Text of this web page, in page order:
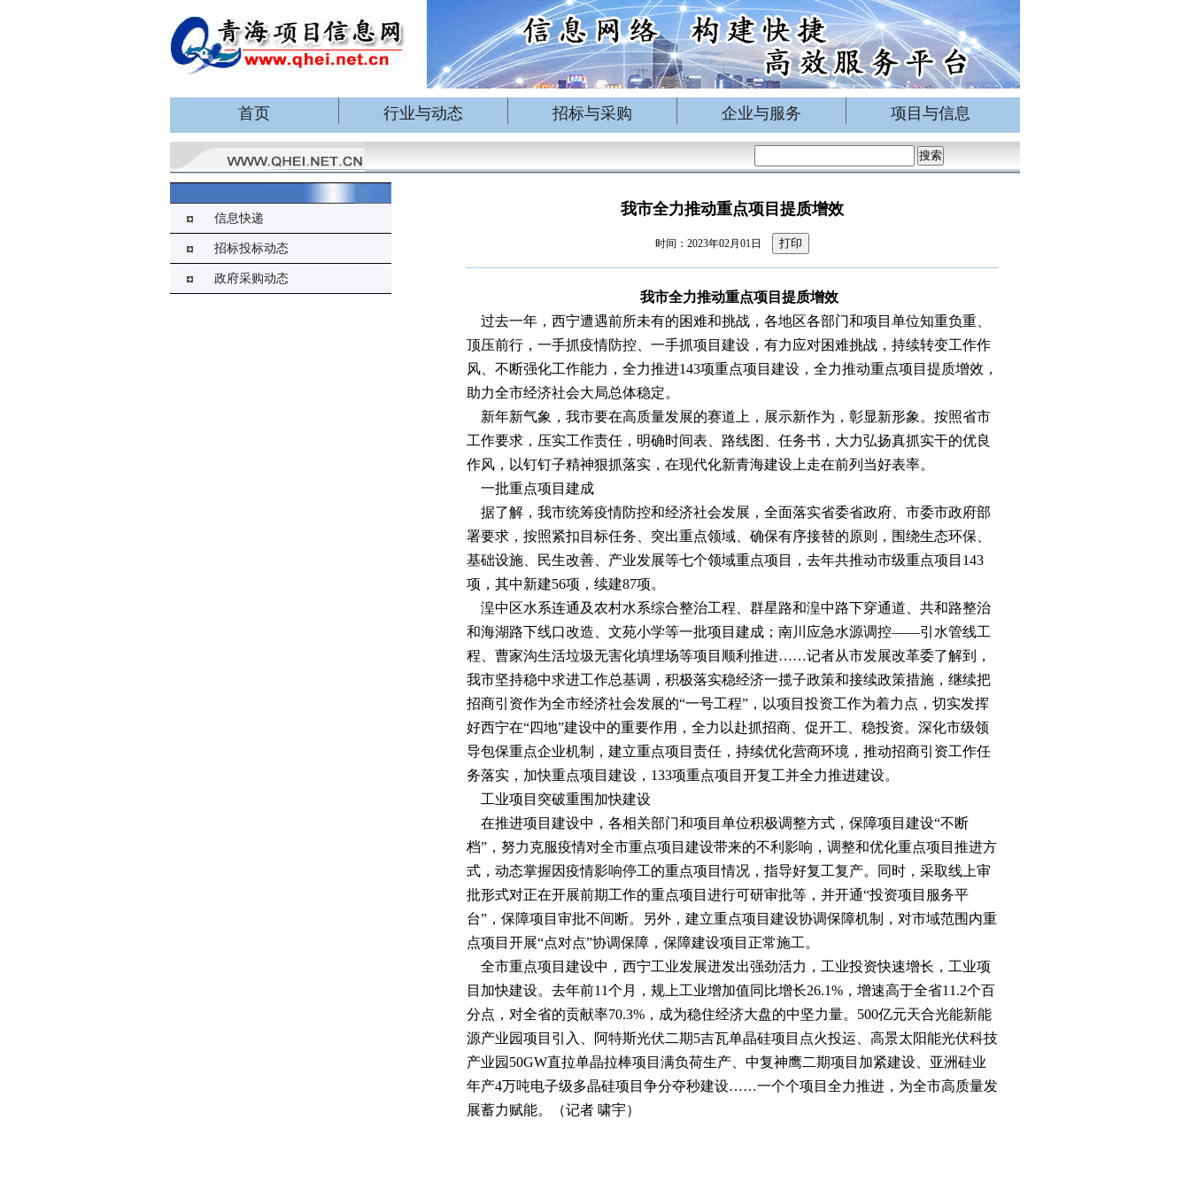
首页 行业与动态 招标与采购 企业与服务 项目与信息
信息快递
招标投标动态
政府采购动态
我市全力推动重点项目提质增效
时间：2023年02月01日 打印
我市全力推动重点项目提质增效
过去一年，西宁遭遇前所未有的困难和挑战，各地区各部门和项目单位知重负重、
顶压前行，一手抓疫情防控、一手抓项目建设，有力应对困难挑战，持续转变工作作
风、不断强化工作能力，全力推进143项重点项目建设，全力推动重点项目提质增效，
助力全市经济社会大局总体稳定。
新年新气象，我市要在高质量发展的赛道上，展示新作为，彰显新形象。按照省市
工作要求，压实工作责任，明确时间表、路线图、任务书，大力弘扬真抓实干的优良
作风，以钉钉子精神狠抓落实，在现代化新青海建设上走在前列当好表率。
一批重点项目建成
据了解，我市统筹疫情防控和经济社会发展，全面落实省委省政府、市委市政府部
署要求，按照紧扣目标任务、突出重点领域、确保有序接替的原则，围绕生态环保、
基础设施、民生改善、产业发展等七个领域重点项目，去年共推动市级重点项目 143
项，其中新建56项，续建87项。
湟中区水系连通及农村水系综合整治工程、群星路和湟中路下穿通道、共和路整治
和海湖路下线口改造、文苑小学等一批项目建成；南川应急水源调控——引水管线工
程、曹家沟生活垃圾无害化填埋场等项目顺利推进……记者从市发展改革委了解到，
我市坚持稳中求进工作总基调，积极落实稳经济一揽子政策和接续政策措施，继续把
招商引资作为全市经济社会发展的“一号工程”，以项目投资工作为着力点，切实发挥
好西宁在“四地”建设中的重要作用，全力以赴抓招商、促开工、稳投资。深化市级领
导包保重点企业机制，建立重点项目责任，持续优化营商环境，推动招商引资工作任
务落实，加快重点项目建设， 133项重点项目开复工并全力推进建设。
工业项目突破重围加快建设
在推进项目建设中，各相关部门和项目单位积极调整方式，保障项目建设“不断
档”，努力克服疫情对全市重点项目建设带来的不利影响，调整和优化重点项目推进方
式，动态掌握因疫情影响停工的重点项目情况，指导好复工复产。同时，采取线上审
批形式对正在开展前期工作的重点项目进行可研审批等，并开通“投资项目服务平
台”，保障项目审批不间断。另外，建立重点项目建设协调保障机制，对市域范围内重
点项目开展“点对点”协调保障，保障建设项目正常施工。
全市重点项目建设中，西宁工业发展迸发出强劲活力，工业投资快速增长，工业项
目加快建设。去年前11个月，规上工业增加值同比增长26.1% ，增速高于全省11.2个百
分点，对全省的贡献率70.3% ，成为稳住经济大盘的中坚力量。 500亿元天合光能新能
源产业园项目引入、阿特斯光伏二期5吉瓦单晶硅项目点火投运、高景太阳能光伏科技
产业园 50GW直拉单晶拉棒项目满负荷生产、中复神鹰二期项目加紧建设、亚洲硅业
年产4万吨电子级多晶硅项目争分夺秒建设……一个个项目全力推进，为全市高质量发
展蓄力赋能。（记者 啸宇）